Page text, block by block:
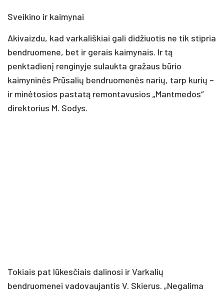
Sveikino ir kaimynai
Akivaizdu, kad varkališkiai gali didžiuotis ne tik stipria
bendruomene, bet ir gerais kaimynais. Ir tą
penktadienį renginyje sulaukta gražaus būrio
kaimyninės Prūsalių bendruomenės narių, tarp kurių –
ir minėtosios pastatą remontavusios „Mantmedos“
direktorius M. Sodys.
Tokiais pat lūkesčiais dalinosi ir Varkalių
bendruomenei vadovaujantis V. Skierus. „Negalima